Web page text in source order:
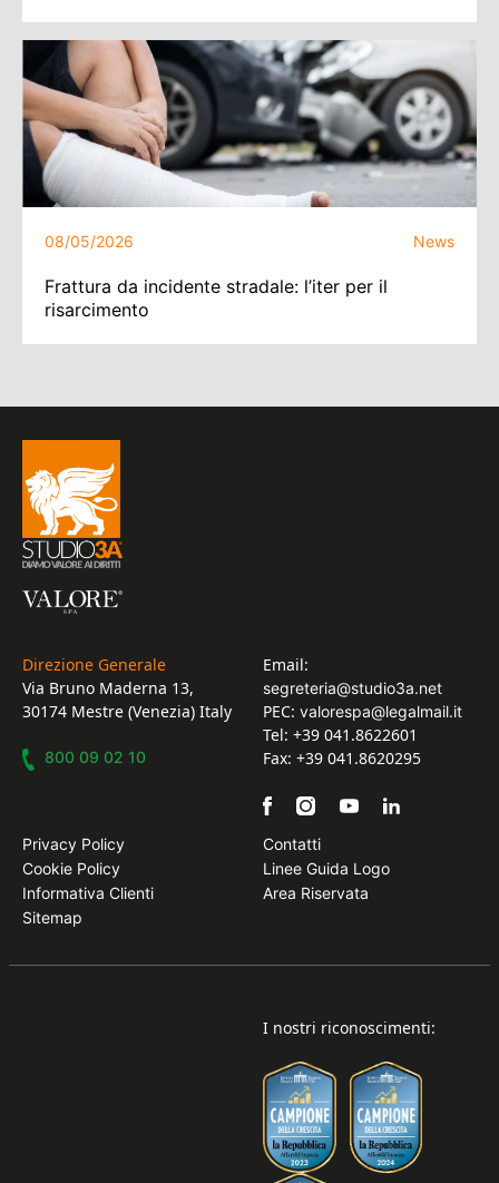
08/05/2026 News
Frattura da incidente stradale: l’iter per il
risarcimento
Direzione Generale
Via Bruno Maderna 13,
30174 Mestre (Venezia) Italy
800 09 02 10
Email:
segreteria@studio3a.net
PEC: valorespa@legalmail.it
Tel: +39 041.8622601
Fax: +39 041.8620295
Privacy Policy
Cookie Policy
Informativa Clienti
Sitemap
Contatti
Linee Guida Logo
Area Riservata
I nostri riconoscimenti: